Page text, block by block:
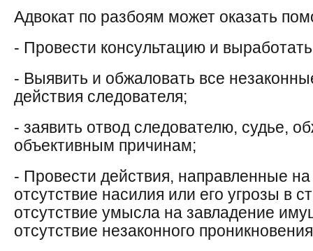
Адвокат по разбоям может оказать
- Провести консультацию и
- Выявить и обжаловать все
действия следователя;
- заявить отвод следователю, судье,
объективным причинам;
- Провести действия, направленные на
отсутствие насилия или его угрозы в
отсутствие умысла на завладение
отсутствие незаконного